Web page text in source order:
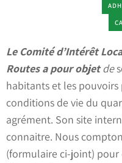
Le Comité d’Intérêt
Routes a pour objetde
habitants et les
conditions de vie du
agrément. Son site
connaitre. Nous
(formulaire ci-joint) pour